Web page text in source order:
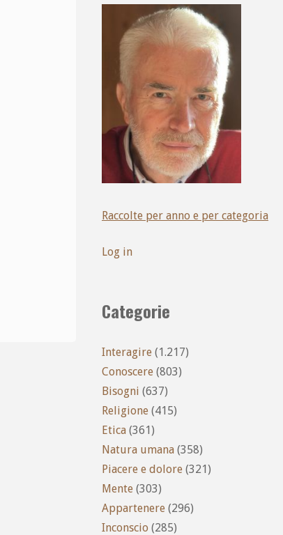
Raccolte per anno e per categoria
Log in
Categorie
Interagire (1.217)
Conoscere (803)
Bisogni (637)
Religione (415)
Etica (361)
Natura umana (358)
Piacere e dolore (321)
Mente (303)
Appartenere (296)
Inconscio (285)